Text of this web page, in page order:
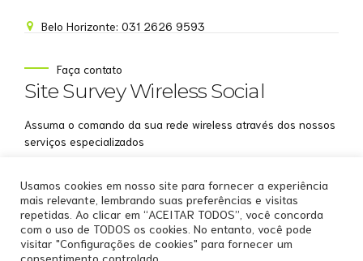
Belo Horizonte: 031 2626 9593
Faça contato
Site Survey Wireless Social
Assuma o comando da sua rede wireless através dos nossos
serviços especializados
Usamos cookies em nosso site para fornecer a experiência
mais relevante, lembrando suas preferências e visitas
repetidas. Ao clicar em “ACEITAR TODOS”, você concorda
com o uso de TODOS os cookies. No entanto, você pode
visitar "Configurações de cookies" para fornecer um
consentimento controlado.
EMAIL
WHATSAPP
Aceito receber comunicações da Site Survey
Wireless
Iniciar conversa